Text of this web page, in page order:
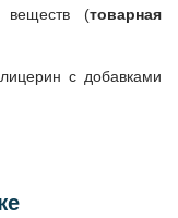
веществ (товарная
с добавками